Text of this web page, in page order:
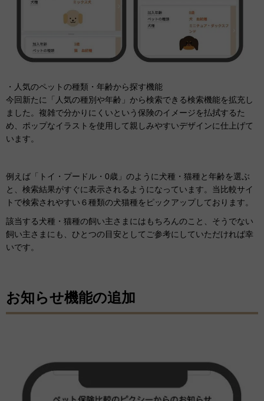
・人気のペットの種類・年齢から探す機能
今回新たに「人気の種別や年齢」から検索できる検索機能を拡充し
ました。複雑で分かりにくいという保険のイメージを払拭するた
め、ポップなイラストを使用して親しみやすいデザインに仕上げて
います。
例えば「トイ・プードル・0歳」のように犬種・猫種と年齢を選ぶ
と、検索結果がすぐに表示されるようになっています。当比較サイ
トで検索されやすい６種類の犬猫種をピックアップしております。
該当する犬種・猫種の飼い主さまにはもちろんのこと、そうでない
飼い主さまにも、ひとつの目安としてご参考にしていただければ幸
いです。
お知らせ機能の追加